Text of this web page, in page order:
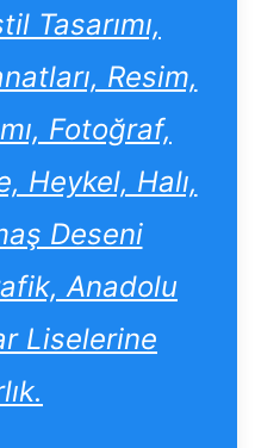
Tasarımı,
Resim,
Fotoğraf,
Heykel, Halı,
Deseni
Anadolu
Liselerine